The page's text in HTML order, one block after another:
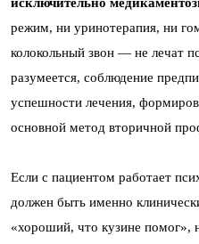
исключительно
режим, ни уринотерапия, ни
колокольный звон — не лечат
разумеется, соблюдение
успешности лечения,
основной метод вторичной
Если с пациентом работает
должен быть именно
«хороший, что кузине помог»,